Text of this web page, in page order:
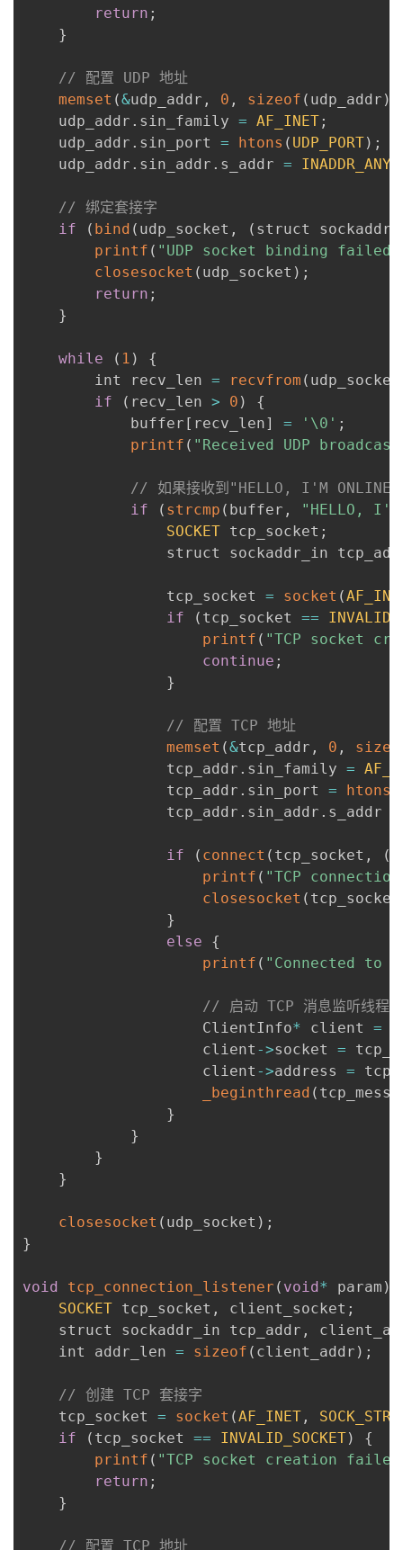
return ;
}
// 配置 UDP 地址
memset (&udp_addr , 0 , sizeof ( udp_addr )
    udp_addr
. sin_family = AF_INET;
    udp_addr
. sin_port = htons ( UDP_PORT) ;
    udp_addr
. sin_addr . s_addr = INADDR_ANY
// 绑定套接字
if
( bind ( udp_socket , ( struct sockaddr
printf ( "UDP socket binding
closesocket ( udp_socket ) ;
return ;
}
while
( 1 )
{
        int recv_len
= recvfrom ( udp_socket
if
( recv_len > 0 )
{
            buffer
[ recv_len] = '\0' ;
printf ( "Received UDP
// 如果接收到"HELLO, I'M ONLINE"
if
( strcmp ( buffer ,
"HELLO, I'M
SOCKET tcp_socket ;
struct sockaddr_in
                tcp_socket
= socket (
if
( tcp_socket ==
printf ( "TCP socket
continue ;
}
// 配置 TCP 地址
memset (&tcp_addr , 0 ,
                tcp_addr
. sin_family =
                tcp_addr
. sin_port = htons
                tcp_addr
. sin_addr . s_addr
if
( connect ( tcp_socket , (
printf ( "TCP
closesocket ( tcp_socket
}
else
{
printf ( "Connected to
// 启动 TCP 消息监听线程
                    ClientInfo
* client =
                    client
->socket =
                    client
->address =
_beginthread (
}
}
}
}
closesocket ( udp_socket ) ;
}
void
tcp_connection_listener ( void * param )
SOCKET tcp_socket , client_socket ;
    struct sockaddr_in tcp_addr
,
    int addr_len
= sizeof ( client_addr ) ;
// 创建 TCP 套接字
    tcp_socket
= socket (AF_INET ,
if
( tcp_socket == INVALID_SOCKET)
{
printf ( "TCP socket creation
return ;
}
// 配置 TCP 地址